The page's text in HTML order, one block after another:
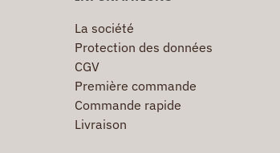
La société
Protection des données
CGV
Première commande
Commande rapide
Livraison